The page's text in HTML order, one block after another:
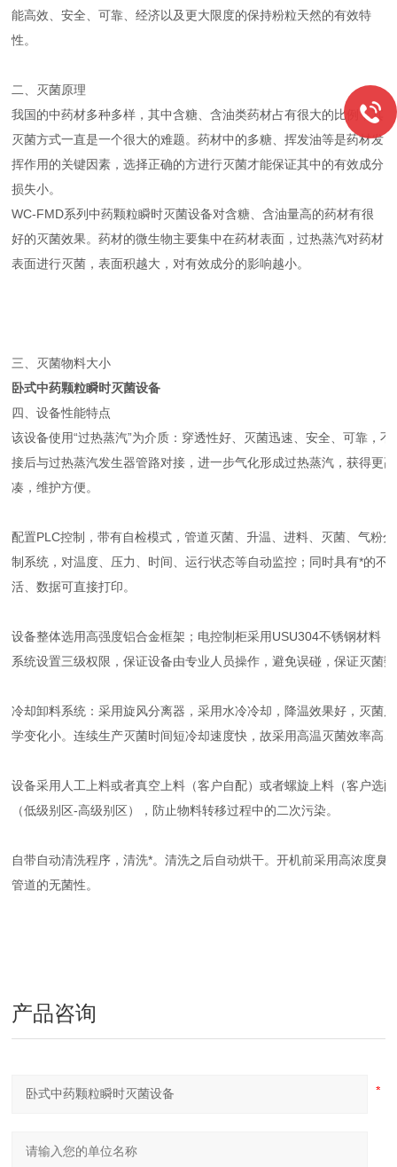
能高效、安全、可靠、经济以及更大限度的保持粉粒天然的有效特
性。
二、灭菌原理
我国的中药材多种多样，其中含糖、含油类药材占有很大的比例，其
灭菌方式一直是一个很大的难题。药材中的多糖、挥发油等是药材发
挥作用的关键因素，选择正确的方进行灭菌才能保证其中的有效成分
损失小。
WC-FMD系列中药颗粒瞬时灭菌设备对含糖、含油量高的药材有很
好的灭菌效果。药材的微生物主要集中在药材表面，过热蒸汽对药材
表面进行灭菌，表面积越大，对有效成分的影响越小。
三、 灭菌物料大小
卧式中药颗粒瞬时灭菌设备
四、设备性能特点
该设备使用“过热蒸汽”为介质：穿透性好、灭菌迅速、安全、可靠，
接后与过热蒸汽发生器管路对接，进一步气化形成过热蒸汽，获得更
凑，维护方便。
配置PLC控制，带有自检模式，管道灭菌、升温、进料、灭菌、气粉
制系统，对温度、压力、时间、运行状态等自动监控；同时具有*的不
活、数据可直接打印。
设备整体选用高强度铝合金框架；电控制柜采用USU304不锈钢材料
系统设置三级权限，保证设备由专业人员操作，避免误碰，保证灭菌
冷却卸料系统：采用旋风分离器，采用水冷冷却，降温效果好，灭菌
学变化小。连续生产灭菌时间短冷却速度快，故采用高温灭菌效率高
设备采用人工上料或者真空上料（客户自配）或者螺旋上料（客户选
（低级别区-高级别区），防止物料转移过程中的二次污染。
自带自动清洗程序，清洗*。清洗之后自动烘干。开机前采用高浓度
管道的无菌性。
产品咨询